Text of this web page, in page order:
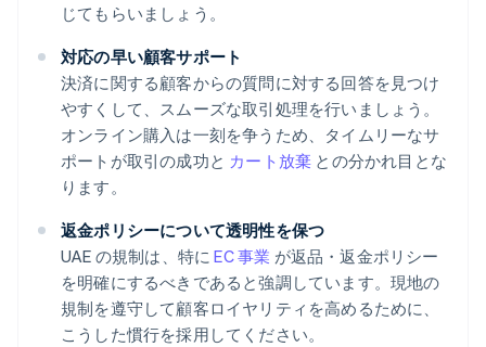
じてもらいましょう。
対応の早い顧客サポート
決済に関する顧客からの質問に対する回答を見つけ
やすくして、スムーズな取引処理を行いましょう。
オンライン購入は一刻を争うため、タイムリーなサ
ポートが取引の成功と カート放棄 との分かれ目とな
ります。
返金ポリシーについて透明性を保つ
UAE の規制は、特にEC 事業 が返品・返金ポリシー
を明確にするべきであると強調しています。現地の
規制を遵守して顧客ロイヤリティを高めるために、
こうした慣行を採用してください。
アイルランド
English
アメリカ
English Español简体中文